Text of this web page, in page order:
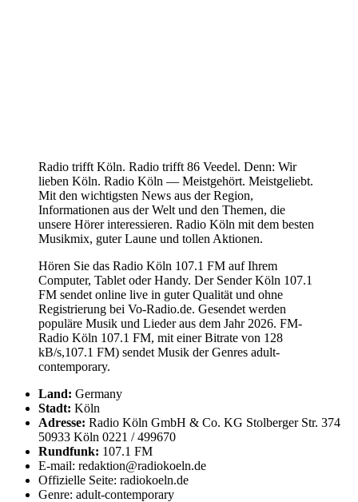
Radio trifft Köln. Radio trifft 86 Veedel. Denn: Wir
lieben Köln. Radio Köln — Meistgehört. Meistgeliebt.
Mit den wichtigsten News aus der Region,
Informationen aus der Welt und den Themen, die
unsere Hörer interessieren. Radio Köln mit dem besten
Musikmix, guter Laune und tollen Aktionen.
Hören Sie das Radio Köln 107.1 FM auf Ihrem
Computer, Tablet oder Handy. Der Sender Köln 107.1
FM sendet online live in guter Qualität und ohne
Registrierung bei Vo-Radio.de. Gesendet werden
populäre Musik und Lieder aus dem Jahr 2026. FM-
Radio Köln 107.1 FM, mit einer Bitrate von 128
kB/s,107.1 FM) sendet Musik der Genres adult-
contemporary.
Land: Germany
Stadt: Köln
Adresse: Radio Köln GmbH & Co. KG Stolberger Str. 374
50933 Köln 0221 / 499670
Rundfunk: 107.1 FM
E-mail: redaktion@radiokoeln.de
Offizielle Seite: radiokoeln.de
Genre: adult-contemporary